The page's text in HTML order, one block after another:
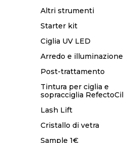
Altri strumenti
Starter kit
Ciglia UV LED
Arredo e illuminazione
Post-trattamento
Tintura per ciglia e
sopracciglia RefectoCil
Lash Lift
Cristallo di vetra
Sample 1€